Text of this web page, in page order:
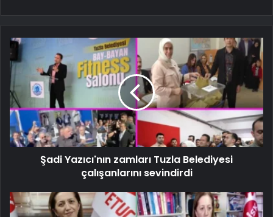
Şadi Yazıcı'nın zamları Tuzla Belediyesi
çalışanlarını sevindirdi